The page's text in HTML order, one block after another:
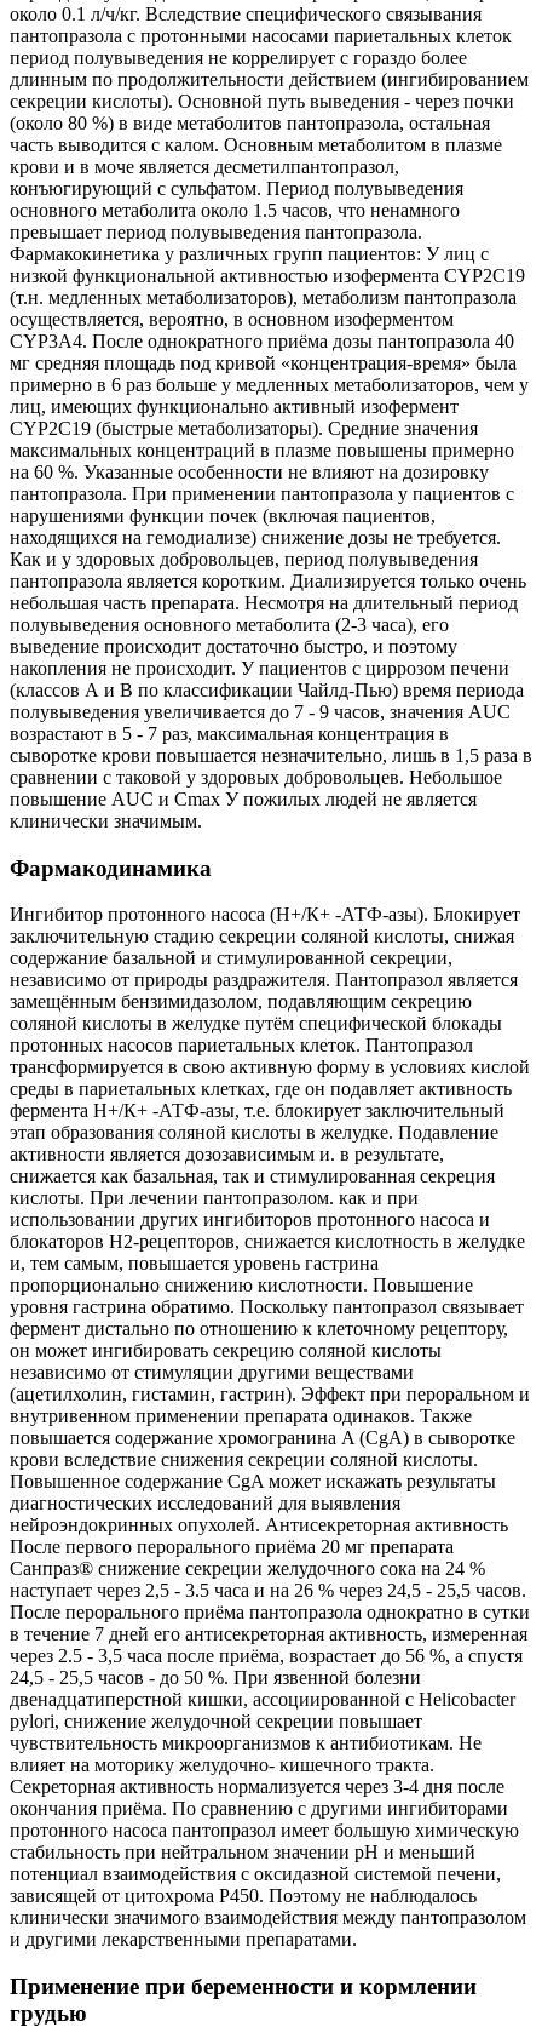
около 0.1 л/ч/кг. Вследствие специфического связывания
пантопразола с протонными насосами париетальных клеток
период полувыведения не коррелирует с гораздо более
длинным по продолжительности действием (ингибированием
секреции кислоты). Основной путь выведения - через почки
(около 80 %) в виде метаболитов пантопразола, остальная
часть выводится с калом. Основным метаболитом в плазме
крови и в моче является десметилпантопразол,
конъюгирующий с сульфатом. Период полувыведения
основного метаболита около 1.5 часов, что ненамного
превышает период полувыведения пантопразола.
Фармакокинетика у различных групп пациентов: У лиц с
низкой функциональной активностью изофермента CYP2C19
(т.н. медленных метаболизаторов), метаболизм пантопразола
осуществляется, вероятно, в основном изоферментом
CYP3A4. После однократного приёма дозы пантопразола 40
мг средняя площадь под кривой «концентрация-время» была
примерно в 6 раз больше у медленных метаболизаторов, чем у
лиц, имеющих функционально активный изофермент
CYP2C19 (быстрые метаболизаторы). Средние значения
максимальных концентраций в плазме повышены примерно
на 60 %. Указанные особенности не влияют на дозировку
пантопразола. При применении пантопразола у пациентов с
нарушениями функции почек (включая пациентов,
находящихся на гемодиализе) снижение дозы не требуется.
Как и у здоровых добровольцев, период полувыведения
пантопразола является коротким. Диализируется только очень
небольшая часть препарата. Несмотря на длительный период
полувыведения основного метаболита (2-3 часа), его
выведение происходит достаточно быстро, и поэтому
накопления не происходит. У пациентов с циррозом печени
(классов А и В по классификации Чайлд-Пью) время периода
полувыведения увеличивается до 7 - 9 часов, значения AUC
возрастают в 5 - 7 раз, максимальная концентрация в
сыворотке крови повышается незначительно, лишь в 1,5 раза в
сравнении с таковой у здоровых добровольцев. Небольшое
повышение AUC и Сmах У пожилых людей не является
клинически значимым.
Фармакодинамика
Ингибитор протонного насоса (Н+/К+ -АТФ-азы). Блокирует
заключительную стадию секреции соляной кислоты, снижая
содержание базальной и стимулированной секреции,
независимо от природы раздражителя. Пантопразол является
замещённым бензимидазолом, подавляющим секрецию
соляной кислоты в желудке путём специфической блокады
протонных насосов париетальных клеток. Пантопразол
трансформируется в свою активную форму в условиях кислой
среды в париетальных клетках, где он подавляет активность
фермента Н+/К+ -АТФ-азы, т.е. блокирует заключительный
этап образования соляной кислоты в желудке. Подавление
активности является дозозависимым и. в результате,
снижается как базальная, так и стимулированная секреция
кислоты. При лечении пантопразолом. как и при
использовании других ингибиторов протонного насоса и
блокаторов Н2-рецепторов, снижается кислотность в желудке
и, тем самым, повышается уровень гастрина
пропорционально снижению кислотности. Повышение
уровня гастрина обратимо. Поскольку пантопразол связывает
фермент дистально по отношению к клеточному рецептору,
он может ингибировать секрецию соляной кислоты
независимо от стимуляции другими веществами
(ацетилхолин, гистамин, гастрин). Эффект при пероральном и
внутривенном применении препарата одинаков. Также
повышается содержание хромогранина A (CgA) в сыворотке
крови вследствие снижения секреции соляной кислоты.
Повышенное содержание CgA может искажать результаты
диагностических исследований для выявления
нейроэндокринных опухолей. Антисекреторная активность
После первого перорального приёма 20 мг препарата
Санпраз® снижение секреции желудочного сока на 24 %
наступает через 2,5 - 3.5 часа и на 26 % через 24,5 - 25,5 часов.
После перорального приёма пантопразола однократно в сутки
в течение 7 дней его антисекреторная активность, измеренная
через 2.5 - 3,5 часа после приёма, возрастает до 56 %, а спустя
24,5 - 25,5 часов - до 50 %. При язвенной болезни
двенадцатиперстной кишки, ассоциированной с Helicobacter
pylori, снижение желудочной секреции повышает
чувствительность микроорганизмов к антибиотикам. Не
влияет на моторику желудочно- кишечного тракта.
Секреторная активность нормализуется через 3-4 дня после
окончания приёма. По сравнению с другими ингибиторами
протонного насоса пантопразол имеет большую химическую
стабильность при нейтральном значении pH и меньший
потенциал взаимодействия с оксидазной системой печени,
зависящей от цитохрома Р450. Поэтому не наблюдалось
клинически значимого взаимодействия между пантопразолом
и другими лекарственными препаратами.
Применение при беременности и кормлении
грудью